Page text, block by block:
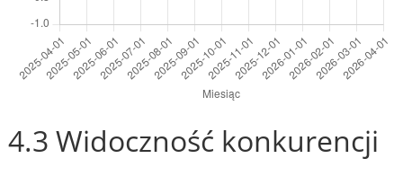
4.3 Widoczność konkurencji